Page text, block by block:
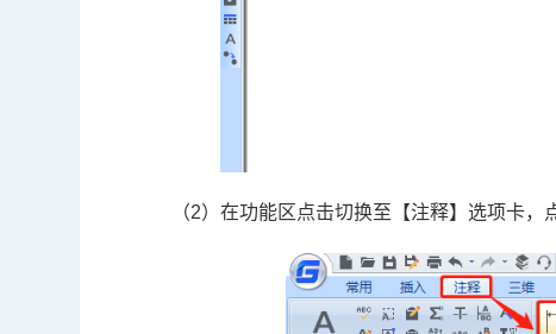
（2）在功能区点击切换至【注释】选项卡